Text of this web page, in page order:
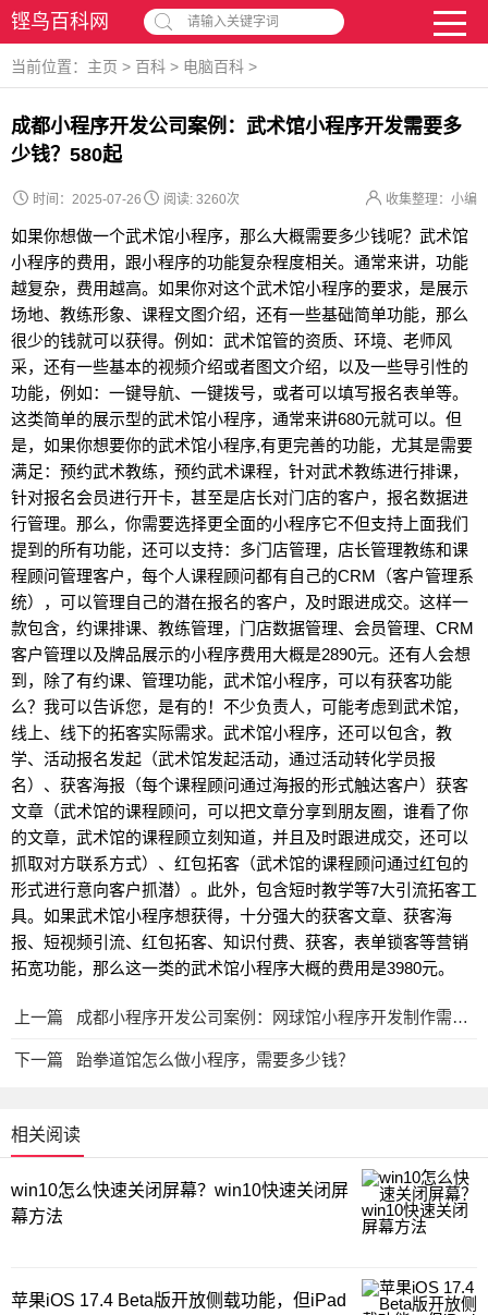
铿鸟百科网 请输入关键字词
当前位置： 主页 > 百科 > 电脑百科 >
成都小程序开发公司案例：武术馆小程序开发需要多
少钱？580起
时间：2025-07-26 收集整理：小编
阅读: 3260次
如果你想做一个武术馆小程序，那么大概需要多少钱呢？武术馆
小程序的费用，跟小程序的功能复杂程度相关。通常来讲，功能
越复杂，费用越高。如果你对这个武术馆小程序的要求，是展示
场地、教练形象、课程文图介绍，还有一些基础简单功能，那么
很少的钱就可以获得。例如：武术馆管的资质、环境、老师风
采，还有一些基本的视频介绍或者图文介绍，以及一些导引性的
功能，例如：一键导航、一键拨号，或者可以填写报名表单等。
这类简单的展示型的武术馆小程序，通常来讲680元就可以。但
是，如果你想要你的武术馆小程序,有更完善的功能，尤其是需要
满足：预约武术教练，预约武术课程，针对武术教练进行排课，
针对报名会员进行开卡，甚至是店长对门店的客户，报名数据进
行管理。那么，你需要选择更全面的小程序它不但支持上面我们
提到的所有功能，还可以支持：多门店管理，店长管理教练和课
程顾问管理客户，每个人课程顾问都有自己的CRM（客户管理系
统），可以管理自己的潜在报名的客户，及时跟进成交。这样一
款包含，约课排课、教练管理，门店数据管理、会员管理、CRM
客户管理以及牌品展示的小程序费用大概是2890元。还有人会想
到，除了有约课、管理功能，武术馆小程序，可以有获客功能
么？我可以告诉您，是有的！不少负责人，可能考虑到武术馆，
线上、线下的拓客实际需求。武术馆小程序，还可以包含，教
学、活动报名发起（武术馆发起活动，通过活动转化学员报
名）、获客海报（每个课程顾问通过海报的形式触达客户）获客
文章（武术馆的课程顾问，可以把文章分享到朋友圈，谁看了你
的文章，武术馆的课程顾立刻知道，并且及时跟进成交，还可以
抓取对方联系方式）、红包拓客（武术馆的课程顾问通过红包的
形式进行意向客户抓潜）。此外，包含短时教学等7大引流拓客工
具。如果武术馆小程序想获得，十分强大的获客文章、获客海
报、短视频引流、红包拓客、知识付费、获客，表单锁客等营销
拓宽功能，那么这一类的武术馆小程序大概的费用是3980元。
上一篇 成都小程序开发公司案例：网球馆小程序开发制作需要多少钱？
下一篇 跆拳道馆怎么做小程序，需要多少钱？
相关阅读
win10怎么快速关闭屏幕？win10快速关闭屏
幕方法
苹果iOS 17.4 Beta版开放侧载功能，但iPad